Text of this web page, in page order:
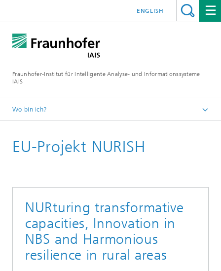
Fraunhofer-Institut für Intelligente Analyse- und Informationssysteme
IAIS
ENGLISH
Wo bin ich?
Forschung
EU-Projekt NURISH
NURturing transformative
capacities, Innovation in
NBS and Harmonious
resilience in rural areas